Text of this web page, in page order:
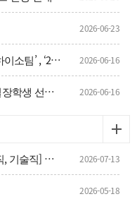
2026-06-23
국립부경대 과학컴퓨팅학과 ‘안전하이소팀’ , ‘2026 데이터 오픈랩 Datory Lab 펠로우십’ 선정 2026-06-16
2026학년도 2학기 저소득층 및 특별장학생 선발 계획 안내 및 재학생 대상 장학생 추천 2026-06-16
2026년도 NAIS-제2차 정규지[연구직, 기술직] 채용 공고
2026-07-13
2026-05-18